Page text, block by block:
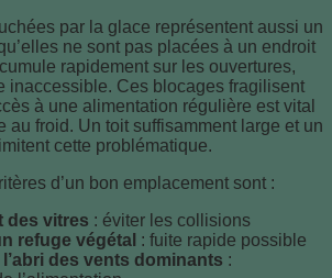
par la glace représentent aussi un
ne sont pas placées à un endroit
rapidement sur les ouvertures,
inaccessible. Ces blocages fragilisent
à une alimentation régulière est vital
au froid. Un toit suffisamment large et un
cette problématique.
d’un bon emplacement sont :
des vitres : éviter les collisions
refuge végétal : fuite rapide possible
des vents dominants :